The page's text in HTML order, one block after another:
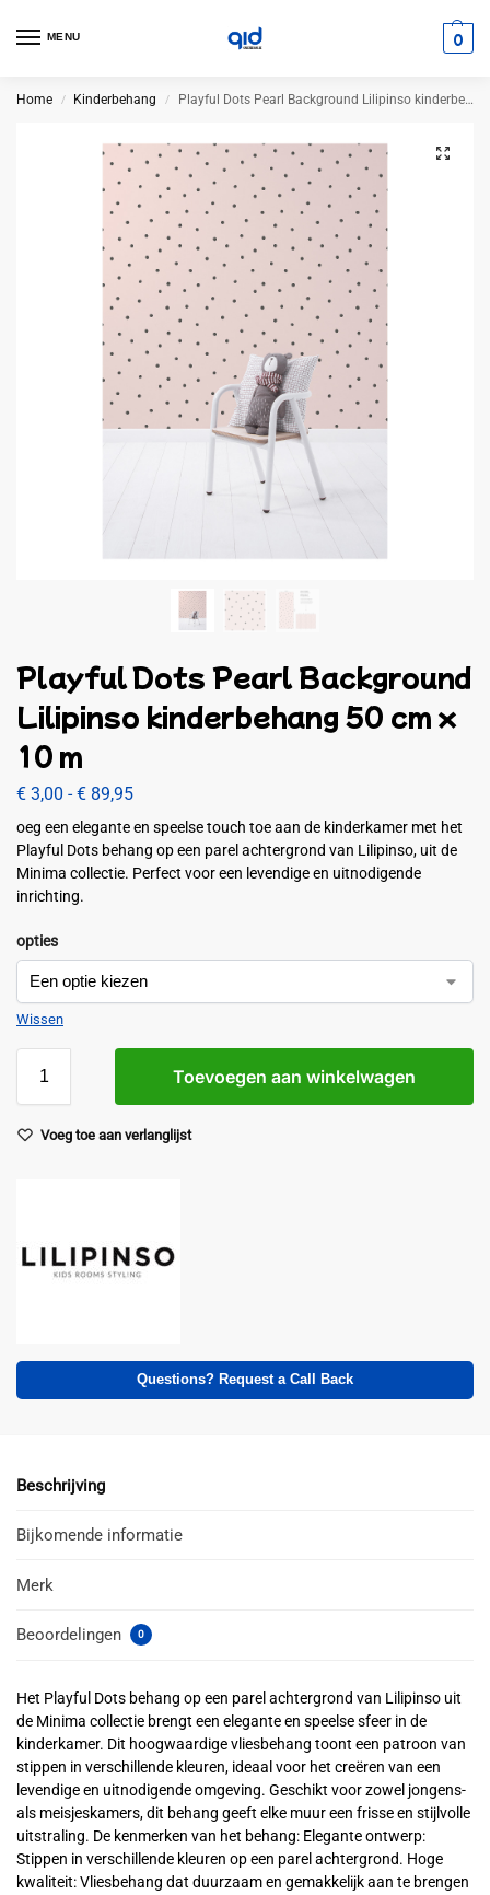
MENU 0
Home / Kinderbehang / Playful Dots Pearl Background Lilipinso kinderbehang 50 cm x 10 m
Playful Dots Pearl Background
Lilipinso kinderbehang 50 cm x
10 m
€ 3,00 - € 89,95
oeg een elegante en speelse touch toe aan de kinderkamer met het
Playful Dots behang op een parel achtergrond van Lilipinso, uit de
Minima collectie. Perfect voor een levendige en uitnodigende
inrichting.
opties
Wissen
Toevoegen aan winkelwagen
Voeg toe aan verlanglijst
Questions? Request a Call Back
Beschrijving
Bijkomende informatie
Merk
Beoordelingen 0
Het Playful Dots behang op een parel achtergrond van Lilipinso uit
de Minima collectie brengt een elegante en speelse sfeer in de
kinderkamer. Dit hoogwaardige vliesbehang toont een patroon van
stippen in verschillende kleuren, ideaal voor het creëren van een
levendige en uitnodigende omgeving. Geschikt voor zowel jongens-
als meisjeskamers, dit behang geeft elke muur een frisse en stijlvolle
uitstraling. De kenmerken van het behang: Elegante ontwerp:
Stippen in verschillende kleuren op een parel achtergrond. Hoge
kwaliteit: Vliesbehang dat duurzaam en gemakkelijk aan te brengen